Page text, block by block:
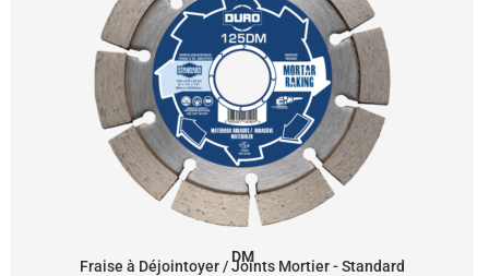
DM
Fraise à Déjointoyer / Joints Mortier - Standard